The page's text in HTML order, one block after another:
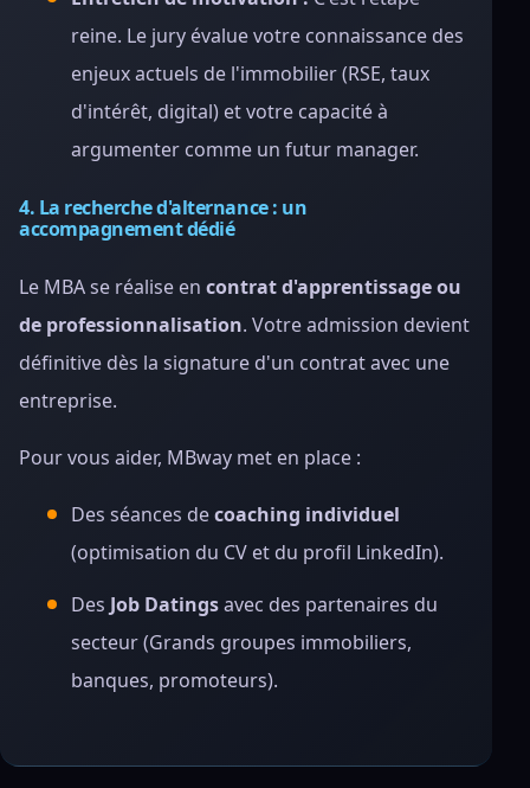
reine. Le jury évalue votre connaissance des
enjeux actuels de l'immobilier (RSE, taux
d'intérêt, digital) et votre capacité à
argumenter comme un futur manager.
4. La recherche d'alternance : un
accompagnement dédié
Le MBA se réalise en contrat d'apprentissage ou
de professionnalisation. Votre admission devient
définitive dès la signature d'un contrat avec une
entreprise.
Pour vous aider, MBway met en place :
Des séances decoaching individuel
(optimisation du CV et du profil LinkedIn).
Des Job Datingsavec des partenaires du
secteur (Grands groupes immobiliers,
banques, promoteurs).